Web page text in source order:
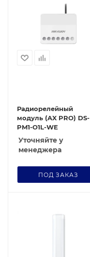
Радиорелейный
модуль (AX PRO) DS-
PM1-O1L-WE
Уточняйте у
менеджера
ПОД ЗАКАЗ